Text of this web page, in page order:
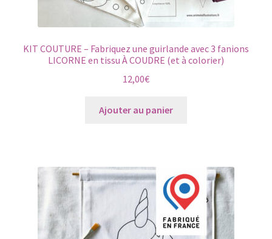
KIT COUTURE – Fabriquez une guirlande avec 3 fanions
LICORNE en tissu À COUDRE (et à colorier)
12,00€
Ajouter au panier